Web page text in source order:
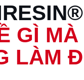
GÌ MÀ
LÀM